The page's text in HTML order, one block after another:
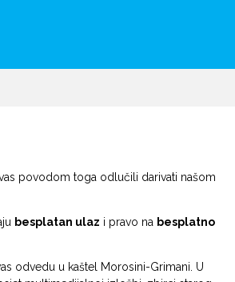
povodom toga odlučili darivati našom
besplatan ulaz i pravo na besplatno
odvedu u kaštel Morosini-Grimani. U